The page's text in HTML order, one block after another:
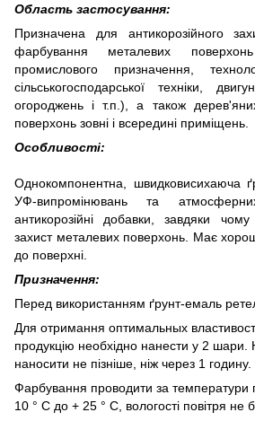
Область застосування:
Призначена для антикорозійного
фарбування металевих поверхонь
промислового призначення,
сільськогосподарської техніки,
огороджень і т.п.), а також
поверхонь зовні і всередині приміщень.
Особливості:
Однокомпонентна, швидковисихаюча
УФ-випромінювань та
антикорозійні добавки, завдяки
захист металевих поверхонь. Має
до поверхні.
Призначення:
Перед використанням ґрунт-емаль
Для отримання оптимальных
продукцію необхідно нанести у 2
наносити не пізніше, ніж через 1 годину.
Фарбування проводити за температури
10 ° С до + 25 ° С, вологості повітря не